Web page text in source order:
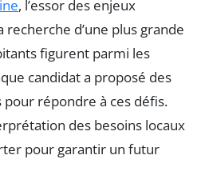
, l’essor des enjeux
d’une plus grande
figurent parmi les
candidat a proposé des
répondre à ces défis.
des besoins locaux
pour garantir un futur